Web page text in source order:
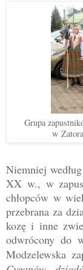
Grupa
w
Niemniej
XX w., w
chłopców w
przebrana za
kozę i inne
odwrócony do
Modzelewska